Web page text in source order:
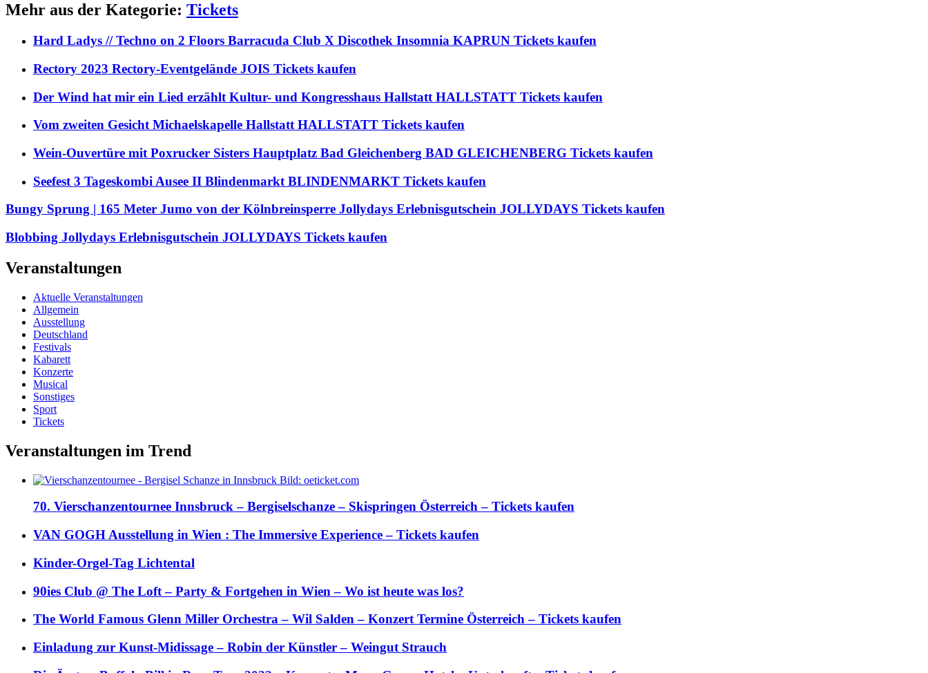
Mehr aus der Kategorie: Tickets
Hard Ladys // Techno on 2 Floors Barracuda Club X Discothek Insomnia KAPRUN Tickets kaufen
Rectory 2023 Rectory-Eventgelände JOIS Tickets kaufen
Der Wind hat mir ein Lied erzählt Kultur- und Kongresshaus Hallstatt HALLSTATT Tickets kaufen
Vom zweiten Gesicht Michaelskapelle Hallstatt HALLSTATT Tickets kaufen
Wein-Ouvertüre mit Poxrucker Sisters Hauptplatz Bad Gleichenberg BAD GLEICHENBERG Tickets kaufen
Seefest 3 Tageskombi Ausee II Blindenmarkt BLINDENMARKT Tickets kaufen
Bungy Sprung | 165 Meter Jumo von der Kölnbreinsperre Jollydays Erlebnisgutschein JOLLYDAYS Tickets kaufen
Blobbing Jollydays Erlebnisgutschein JOLLYDAYS Tickets kaufen
Veranstaltungen
Aktuelle Veranstaltungen
Allgemein
Ausstellung
Deutschland
Festivals
Kabarett
Konzerte
Musical
Sonstiges
Sport
Tickets
Veranstaltungen im Trend
70. Vierschanzentournee Innsbruck – Bergiselschanze – Skispringen Österreich – Tickets kaufen
VAN GOGH Ausstellung in Wien : The Immersive Experience – Tickets kaufen
Kinder-Orgel-Tag Lichtental
90ies Club @ The Loft – Party & Fortgehen in Wien – Wo ist heute was los?
The World Famous Glenn Miller Orchestra – Wil Salden – Konzert Termine Österreich – Tickets kaufen
Einladung zur Kunst-Midissage – Robin der Künstler – Weingut Strauch